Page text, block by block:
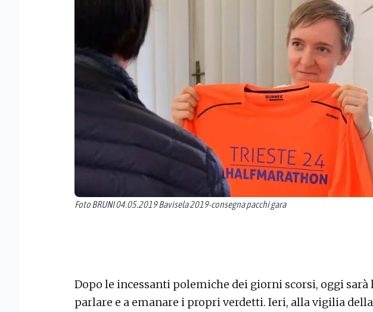
Foto BRUNI 04.05.2019 Bavisela 2019-consegna pacchi gara
Dopo le incessanti polemiche dei giorni scorsi, oggi sarà
parlare e a emanare i propri verdetti. Ieri, alla vigilia